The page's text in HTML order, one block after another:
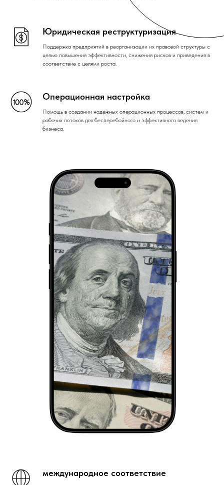
Юридическая реструктуризация
Поддержка предприятий в реорганизации их правовой структуры с
целью повышения эффективности, снижения рисков и приведения в
соответствие с целями роста.
Операционная настройка
Помощь в создании надежных операционных процессов, систем и
рабочих потоков для бесперебойного и эффективного ведения
бизнеса.
международное соответствие